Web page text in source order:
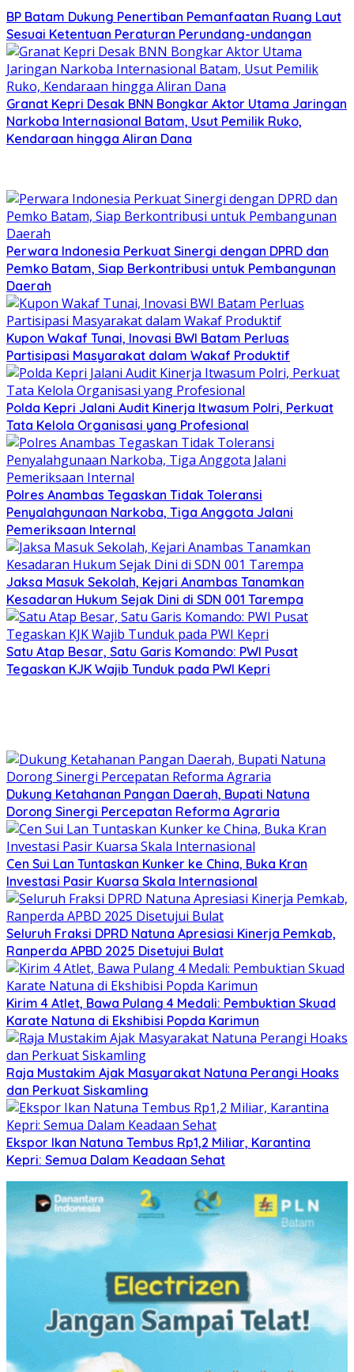
BP Batam Dukung Penertiban Pemanfaatan Ruang Laut
Sesuai Ketentuan Peraturan Perundang-undangan
Granat Kepri Desak BNN Bongkar Aktor Utama Jaringan
Narkoba Internasional Batam, Usut Pemilik Ruko,
Kendaraan hingga Aliran Dana
Perwara Indonesia Perkuat Sinergi dengan DPRD dan
Pemko Batam, Siap Berkontribusi untuk Pembangunan
Daerah
Kupon Wakaf Tunai, Inovasi BWI Batam Perluas
Partisipasi Masyarakat dalam Wakaf Produktif
Polda Kepri Jalani Audit Kinerja Itwasum Polri, Perkuat
Tata Kelola Organisasi yang Profesional
Polres Anambas Tegaskan Tidak Toleransi
Penyalahgunaan Narkoba, Tiga Anggota Jalani
Pemeriksaan Internal
Jaksa Masuk Sekolah, Kejari Anambas Tanamkan
Kesadaran Hukum Sejak Dini di SDN 001 Tarempa
Satu Atap Besar, Satu Garis Komando: PWI Pusat
Tegaskan KJK Wajib Tunduk pada PWI Kepri
Dukung Ketahanan Pangan Daerah, Bupati Natuna
Dorong Sinergi Percepatan Reforma Agraria
Cen Sui Lan Tuntaskan Kunker ke China, Buka Kran
Investasi Pasir Kuarsa Skala Internasional
Seluruh Fraksi DPRD Natuna Apresiasi Kinerja Pemkab,
Ranperda APBD 2025 Disetujui Bulat
Kirim 4 Atlet, Bawa Pulang 4 Medali: Pembuktian Skuad
Karate Natuna di Ekshibisi Popda Karimun
Raja Mustakim Ajak Masyarakat Natuna Perangi Hoaks
dan Perkuat Siskamling
Ekspor Ikan Natuna Tembus Rp1,2 Miliar, Karantina
Kepri: Semua Dalam Keadaan Sehat